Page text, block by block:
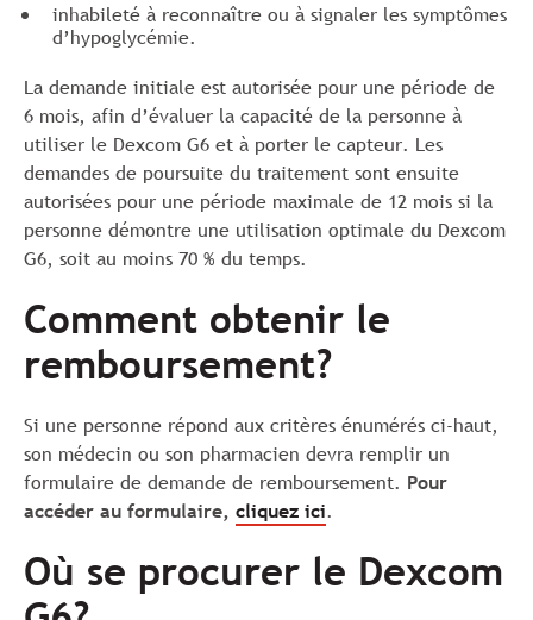
inhabileté à reconnaître ou à signaler les symptômes
d’hypoglycémie.
La demande initiale est autorisée pour une période de
6 mois, afin d’évaluer la capacité de la personne à
utiliser le Dexcom G6 et à porter le capteur. Les
demandes de poursuite du traitement sont ensuite
autorisées pour une période maximale de 12 mois si la
personne démontre une utilisation optimale du Dexcom
G6, soit au moins 70 % du temps.
Comment obtenir le
remboursement?
Si une personne répond aux critères énumérés ci-haut,
son médecin ou son pharmacien devra remplir un
formulaire de demande de remboursement. Pour
accéder au formulaire, cliquez ici.
Où se procurer le Dexcom